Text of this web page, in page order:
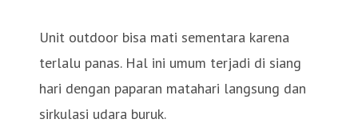
Unit outdoor bisa mati sementara karena
terlalu panas. Hal ini umum terjadi di siang
hari dengan paparan matahari langsung dan
sirkulasi udara buruk.